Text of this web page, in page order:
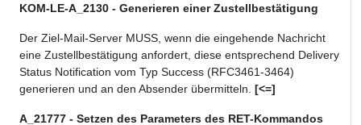
KOM-LE-A_2130 - Generieren einer Zustellbestätigung
Der Ziel-Mail-Server MUSS, wenn die eingehende Nachricht
eine Zustellbestätigung anfordert, diese entsprechend Delivery
Status Notification vom Typ Success (RFC3461-3464)
generieren und an den Absender übermitteln. [<=]
A_21777 - Setzen des Parameters des RET-Kommandos